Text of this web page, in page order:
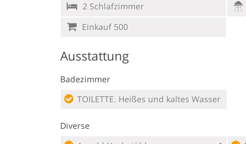
2 Schlafzimmer
Einkauf 500
Ausstattung
Badezimmer
TOILETTE. Heißes und kaltes Wasser
Diverse